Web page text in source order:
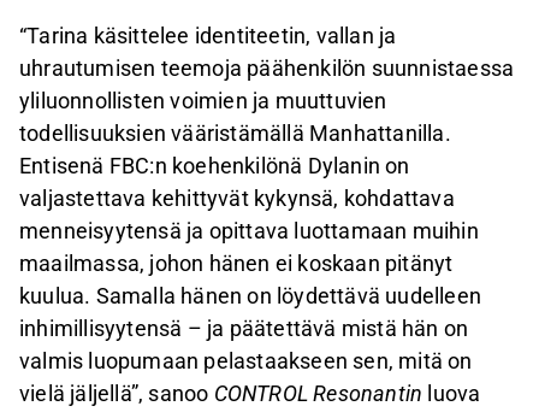
“Tarina käsittelee identiteetin, vallan ja
uhrautumisen teemoja päähenkilön suunnistaessa
yliluonnollisten voimien ja muuttuvien
todellisuuksien vääristämällä Manhattanilla.
Entisenä FBC:n koehenkilönä Dylanin on
valjastettava kehittyvät kykynsä, kohdattava
menneisyytensä ja opittava luottamaan muihin
maailmassa, johon hänen ei koskaan pitänyt
kuulua. Samalla hänen on löydettävä uudelleen
inhimillisyytensä – ja päätettävä mistä hän on
valmis luopumaan pelastaakseen sen, mitä on
vielä jäljellä”, sanoo CONTROL Resonantin luova